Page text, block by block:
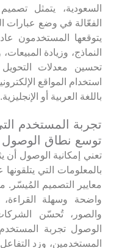
السعودية، يتمثل
الفعّالة في وضع عبارات
يتوقعها المستخدمون
النماذج، وزيادة
تحسين معدلات
استخدام المواقع
باللغة العربية أو الإنجليزية.
تجربة المستخدم
توسع نطاق الوصول
تعني إمكانية الوصول
بالمعلومات التي
معايير التصميم
واضحة وسهلة
والصور، تُحسّن
الوصول تجربة
المستخدمين، وزد